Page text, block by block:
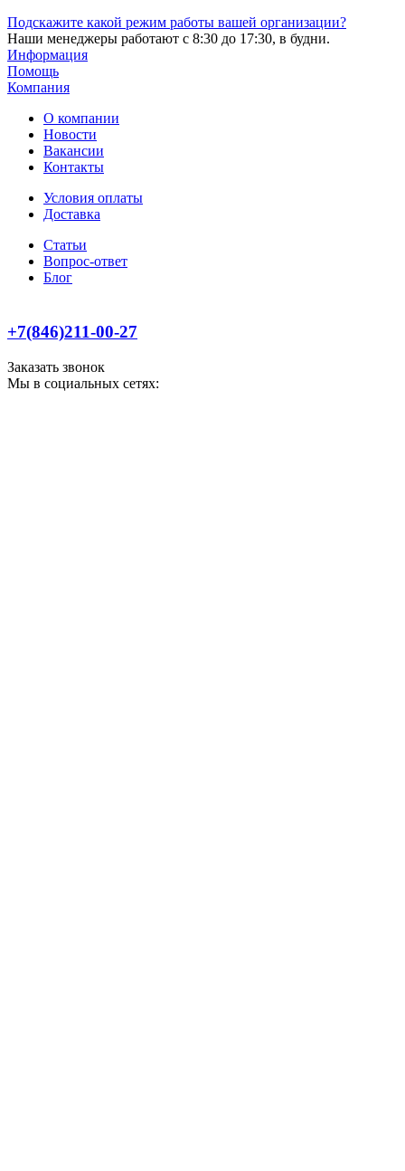
Подскажите какой режим работы вашей организации?
Наши менеджеры работают с 8:30 до 17:30, в будни.
Информация
Помощь
Компания
О компании
Новости
Вакансии
Контакты
Условия оплаты
Доставка
Статьи
Вопрос-ответ
Блог
+7(846)211-00-27
Заказать звонок
Мы в социальных сетях: